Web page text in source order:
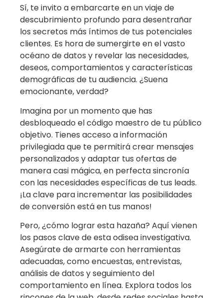
Sí, te invito a embarcarte en un viaje de
descubrimiento profundo para desentrañar
los secretos más íntimos de tus potenciales
clientes. Es hora de sumergirte en el vasto
océano de datos y revelar las necesidades,
deseos, comportamientos y características
demográficas de tu audiencia. ¿Suena
emocionante, verdad?
Imagina por un momento que has
desbloqueado el código maestro de tu público
objetivo. Tienes acceso a información
privilegiada que te permitirá crear mensajes
personalizados y adaptar tus ofertas de
manera casi mágica, en perfecta sincronía
con las necesidades específicas de tus leads.
¡La clave para incrementar las posibilidades
de conversión está en tus manos!
Pero, ¿cómo lograr esta hazaña? Aquí vienen
los pasos clave de esta odisea investigativa.
Asegúrate de armarte con herramientas
adecuadas, como encuestas, entrevistas,
análisis de datos y seguimiento del
comportamiento en línea. Explora todos los